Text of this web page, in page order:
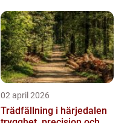
02 april 2026
Trädfällning i härjedalen